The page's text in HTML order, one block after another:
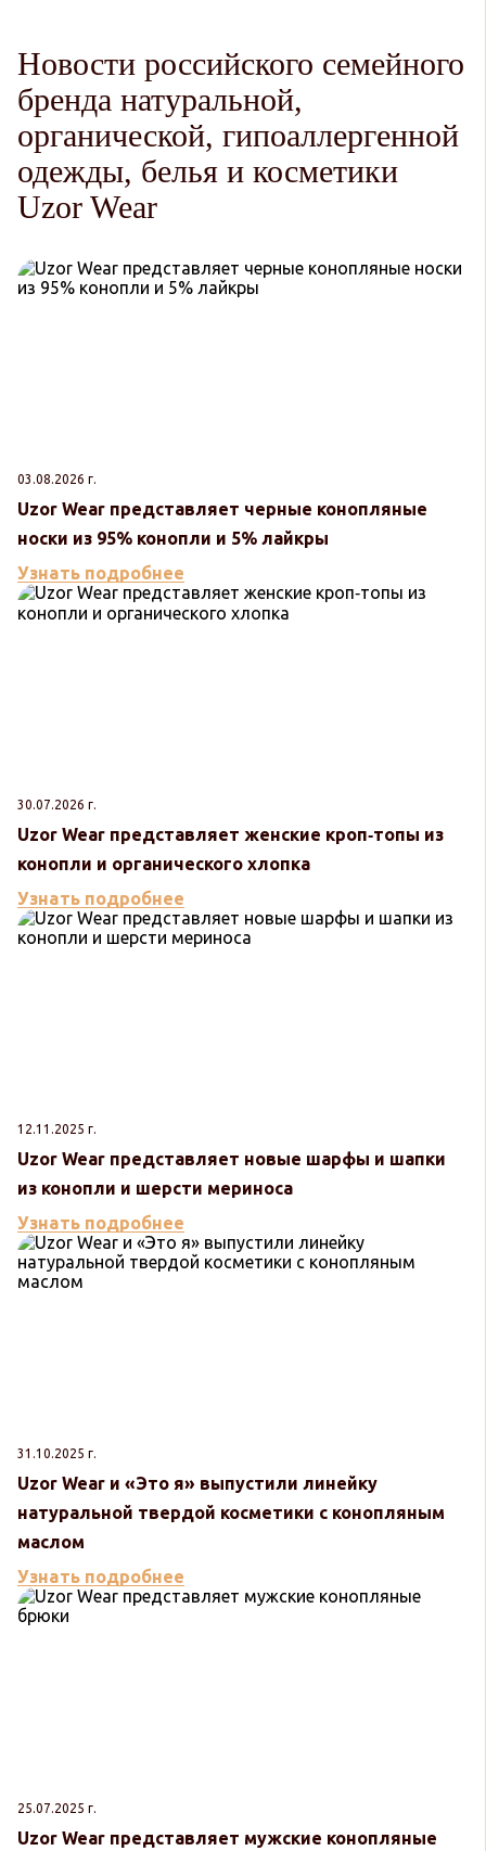
Новости российского семейного
бренда натуральной,
органической, гипоаллергенной
одежды, белья и косметики
Uzor Wear
03.08.2026 г.
Uzor Wear представляет черные конопляные
носки из 95% конопли и 5% лайкры
Узнать подробнее
30.07.2026 г.
Uzor Wear представляет женские кроп‑топы из
конопли и органического хлопка
Узнать подробнее
12.11.2025 г.
Uzor Wear представляет новые шарфы и шапки
из конопли и шерсти мериноса
Узнать подробнее
31.10.2025 г.
Uzor Wear и «Это я» выпустили линейку
натуральной твердой косметики с конопляным
маслом
Узнать подробнее
25.07.2025 г.
Uzor Wear представляет мужские конопляные